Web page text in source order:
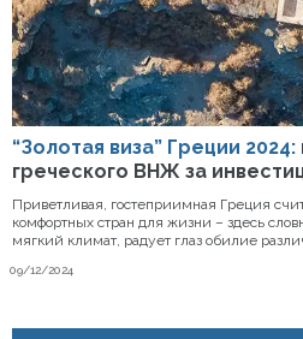
“Золотая виза” Греции 2024:
греческого ВНЖ за
09/12/2024
Приветливая, гостеприимная Греция
комфортных стран для жизни – здесь
мягкий климат, радует глаз обилие